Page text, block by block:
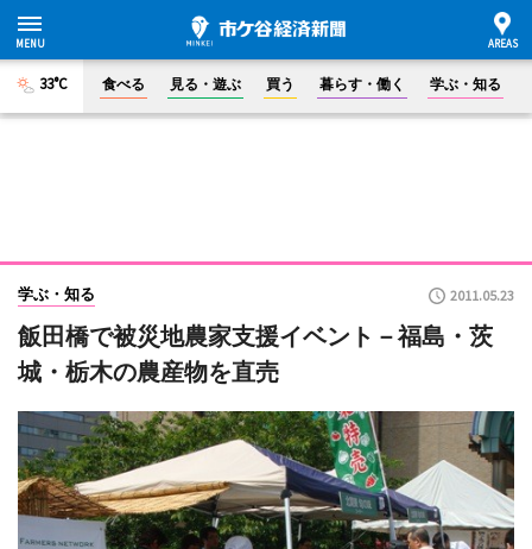
33°C 食べる 見る・遊ぶ 買う 暮らす・働く 学ぶ・知る
学ぶ・知る 2011.05.23
飯田橋で被災地農家支援イベント－福島・茨
城・栃木の農産物を直売